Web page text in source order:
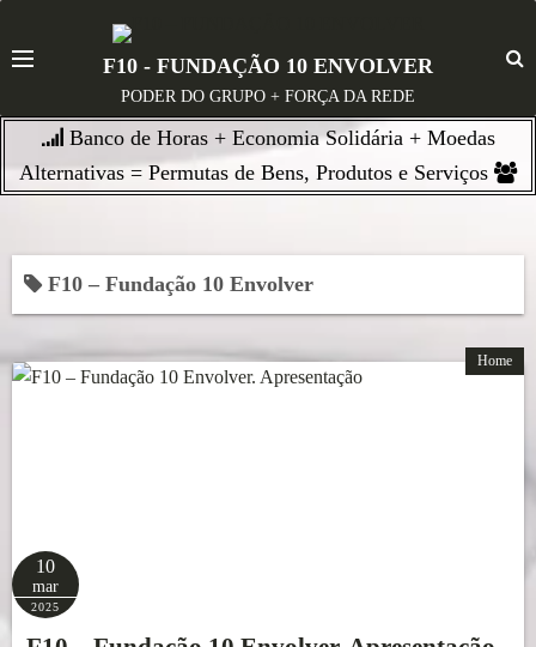
o
c
F10 - FUNDAÇÃO 10 ENVOLVER
PODER DO GRUPO + FORÇA DA REDE
Banco de Horas + Economia Solidária + Moedas
Alternativas = Permutas de Bens, Produtos e Serviços
F10 – Fundação 10 Envolver
Home
10
mar
2025